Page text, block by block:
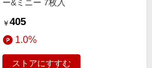
ー&ミニー 7枚入
￥ 405
1.0%
ストアにすすむ